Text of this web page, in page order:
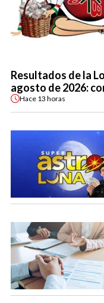
Resultados de la
agosto de 2026:
Hace 13 horas